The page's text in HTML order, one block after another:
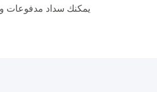
يمكنك سداد مدفوعات